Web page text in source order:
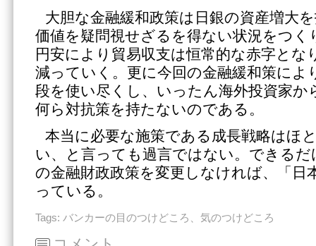
大胆な金融緩和政策は日銀の資産増大
価値を疑問視せざるを得ない状況をつ
円安により貿易収支は恒常的な赤字とな
減っていく。更に今回の金融緩和策によ
段を使い尽くし、いったん海外投資家か
何ら対抗策を持たないのである。
本当に必要な施策である成長戦略はほ
い、と言っても過言ではない。できる
の金融財政政策を変更しなければ、「日
っている。
Tags: バンカーの目のつけどころ、気のつけどころ